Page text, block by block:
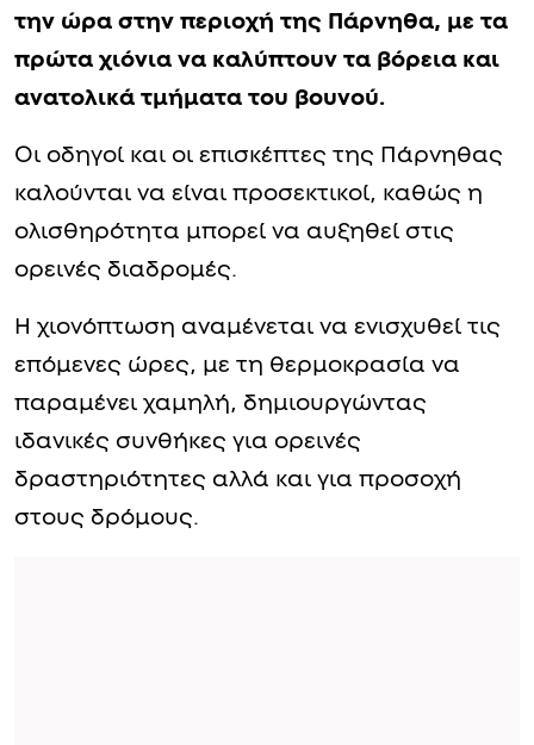
την ώρα στην περιοχή της Πάρνηθα, με τα
πρώτα χιόνια να καλύπτουν τα βόρεια και
ανατολικά τμήματα του βουνού.
Οι οδηγοί και οι επισκέπτες της Πάρνηθας
καλούνται να είναι προσεκτικοί, καθώς η
ολισθηρότητα μπορεί να αυξηθεί στις
ορεινές διαδρομές.
Η χιονόπτωση αναμένεται να ενισχυθεί τις
επόμενες ώρες, με τη θερμοκρασία να
παραμένει χαμηλή, δημιουργώντας
ιδανικές συνθήκες για ορεινές
δραστηριότητες αλλά και για προσοχή
στους δρόμους.